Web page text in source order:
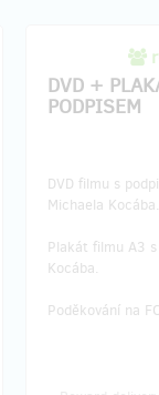
DVD +
PODPISEM
DVD filmu s
Michaela Kocába.
Plakát filmu A3
Kocába.
Poděkování na